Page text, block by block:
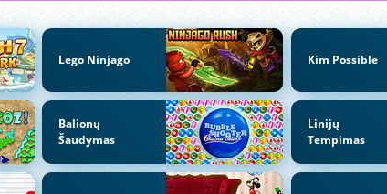
Lego Ninjago Kim Possible
Balionų
Šaudymas
Linijų
Tempimas